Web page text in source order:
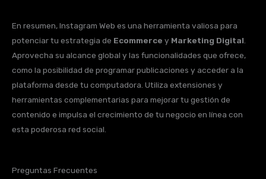
En resumen, Instagram Web es una herramienta valiosa para
potenciar tu estrategia de Ecommerce y Marketing Digital
Aprovecha su alcance global y las funcionalidades que ofrece,
como la posibilidad de programar publicaciones y acceder a la
plataforma desde tu computadora. Utiliza extensiones y
herramientas complementarias para mejorar tu gestión de
contenido e impulsa el crecimiento de tu negocio en línea con
esta poderosa red social.
Preguntas Frecuentes